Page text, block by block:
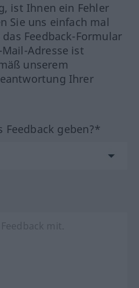
ist Ihnen ein Fehler
Sie uns einfach mal
Feedback-Formular
Adresse ist
unserem
Ihrer
Feedback geben?*